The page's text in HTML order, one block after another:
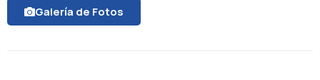
Galería de Fotos